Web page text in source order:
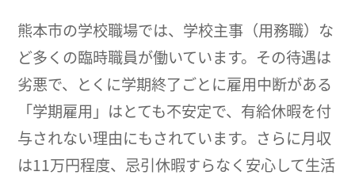
熊本市の学校職場では、学校主事（用務職）な
ど多くの臨時職員が働いています。その待遇は
劣悪で、とくに学期終了ごとに雇用中断がある
「学期雇用」はとても不安定で、有給休暇を付
与されない理由にもされています。さらに月収
は11万円程度、忌引休暇すらなく安心して生活